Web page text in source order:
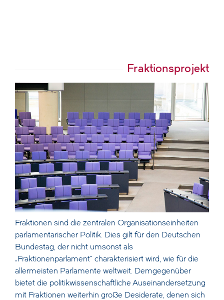
Fraktionsprojekt
Fraktionen sind die zentralen Organisationseinheiten
parlamentarischer Politik. Dies gilt für den Deutschen
Bundestag, der nicht umsonst als
„Fraktionenparlament“ charakterisiert wird, wie für die
allermeisten Parlamente weltweit. Demgegenüber
bietet die politikwissenschaftliche Auseinandersetzung
mit Fraktionen weiterhin große Desiderate, denen sich